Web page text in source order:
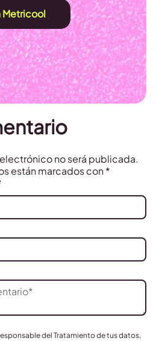
Metricool
no será publicada.
están marcados con*
del Tratamiento de tus datos,